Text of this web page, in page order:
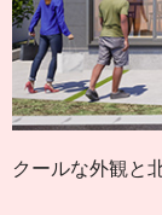
クールな外観と